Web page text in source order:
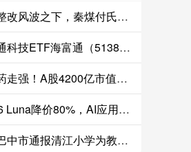
财富加配资 环保整改风波之下，秦煤付氏家族走向分化：从“煤老板”到多元投资人
吉牛网配资 港股通科技ETF海富通（513860）小幅上涨，机构称AI商业化正向应用层加速渗透，港股科技配置价值正在逐步显现
一直牛配资 创新药走强！A股4200亿市值龙头，直线涨停！
人人配资 GPT-5.6 Luna降价80%，AI应用概念股集体大涨，易点天下涨超11%，蓝色光标涨超5%
大配资配资 四川巴中市通报清江小学为教师统一购买服装问题：学校未充分征求教职工意见，对校长马某某作出停职处理